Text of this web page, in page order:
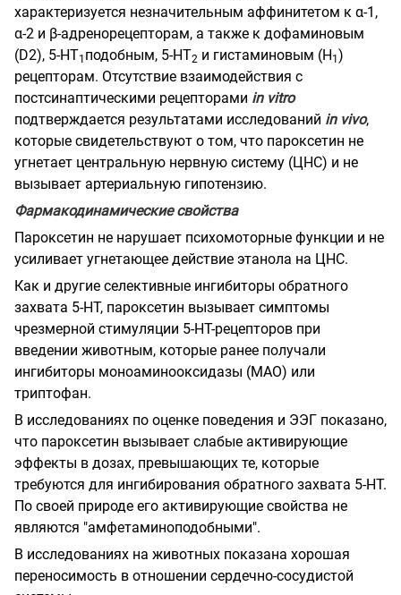
характеризуется незначительным аффинитетом к α-1,
α-2 и β-адренорецепторам, а также к дофаминовым
(D2), 5-НТ1 подобным, 5-НТ2 и гистаминовым (H1)
рецепторам. Отсутствие взаимодействия с
постсинаптическими рецепторами in vitro
подтверждается результатами исследований in vivo,
которые свидетельствуют о том, что пароксетин не
угнетает центральную нервную систему (ЦНС) и не
вызывает артериальную гипотензию.
Фармакодинамические свойства
Пароксетин не нарушает психомоторные функции и не
усиливает угнетающее действие этанола на ЦНС.
Как и другие селективные ингибиторы обратного
захвата 5-НТ, пароксетин вызывает симптомы
чрезмерной стимуляции 5-НТ-рецепторов при
введении животным, которые ранее получали
ингибиторы моноаминооксидазы (МАО) или
триптофан.
В исследованиях по оценке поведения и ЭЭГ показано,
что пароксетин вызывает слабые активирующие
эффекты в дозах, превышающих те, которые
требуются для ингибирования обратного захвата 5-НТ.
По своей природе его активирующие свойства не
являются "амфетаминоподобными".
В исследованиях на животных показана хорошая
переносимость в отношении сердечно-сосудистой